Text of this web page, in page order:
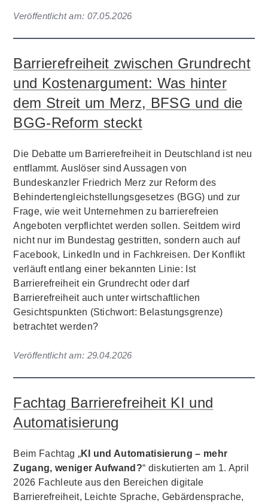
Veröffentlicht am: 07.05.2026
Barrierefreiheit zwischen Grundrecht
und Kostenargument: Was hinter
dem Streit um Merz, BFSG und die
BGG-Reform steckt
Die Debatte um Barrierefreiheit in Deutschland ist neu
entflammt. Auslöser sind Aussagen von
Bundeskanzler Friedrich Merz zur Reform des
Behindertengleichstellungsgesetzes (BGG) und zur
Frage, wie weit Unternehmen zu barrierefreien
Angeboten verpflichtet werden sollen. Seitdem wird
nicht nur im Bundestag gestritten, sondern auch auf
Facebook, LinkedIn und in Fachkreisen. Der Konflikt
verläuft entlang einer bekannten Linie: Ist
Barrierefreiheit ein Grundrecht oder darf
Barrierefreiheit auch unter wirtschaftlichen
Gesichtspunkten (Stichwort: Belastungsgrenze)
betrachtet werden?
Veröffentlicht am: 29.04.2026
Fachtag Barrierefreiheit KI und
Automatisierung
Beim Fachtag „KI und Automatisierung – mehr
Zugang, weniger Aufwand?“ diskutierten am 1. April
2026 Fachleute aus den Bereichen digitale
Barrierefreiheit, Leichte Sprache, Gebärdensprache,